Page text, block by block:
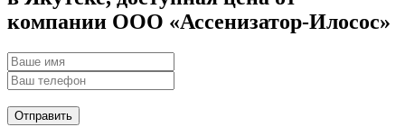
компании ООО «Ассенизатор-Илосос»
Отправить